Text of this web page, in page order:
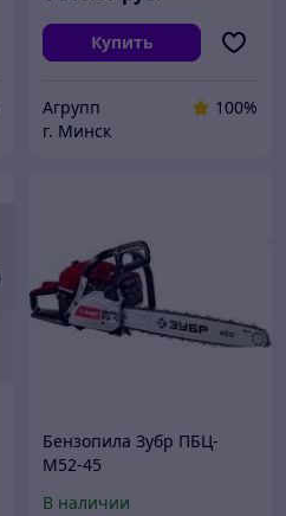
Купить
Агрупп
100%
г. Минск
Бензопила Зубр ПБЦ-
М52-45
В наличии